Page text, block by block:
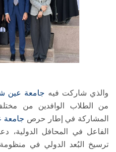
والذي شاركت فيه جامعة عين
من الطلاب الوافدين من
المشاركة في إطار حرص
الفاعل في المحافل الدولية،
ترسيخ البُعد الدولي في منظومة